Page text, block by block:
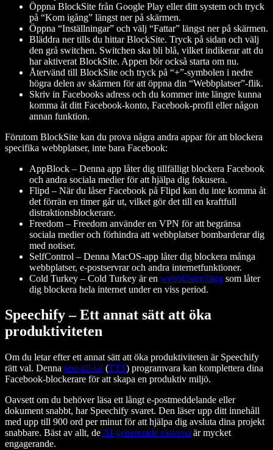
Öppna BlockSite från Google Play eller ditt system och tryck
på “Kom igång” längst ner på skärmen.
Öppna “Inställningar” och välj “Fattar” längst ner på skärmen.
Bläddra ner tills du hittar BlockSite. Tryck på sidan och välj
den grå switchen. Switchen ska bli blå, vilket indikerar att du
har aktiverat BlockSite. Appen bör också starta om nu.
Återvänd till BlockSite och tryck på “+”-symbolen i nedre
högra delen av skärmen för att öppna din “Webbplatser”-flik.
Skriv in Facebooks adress och du kommer inte längre kunna
komma åt ditt Facebook-konto, Facebook-profil eller någon
annan funktion.
Förutom BlockSite kan du prova några andra appar för att blockera
specifika webbplatser, inte bara Facebook:
AppBlock – Denna app låter dig tillfälligt blockera Facebook
och andra sociala medier för att hjälpa dig fokusera.
Flipd – När du låser Facebook på Flipd kan du inte komma åt
det förrän en timer går ut, vilket gör det till en kraftfull
distraktionsblockerare.
Freedom – Freedom använder en VPN för att begränsa
sociala medier och förhindra att webbplatser bombarderar dig
med notiser.
SelfControl – Denna MacOS-app låter dig blockera många
webbplatser, e-postservrar och andra internetfunktioner.
Cold Turkey – Cold Turkey är en webbläsartillägg som låter
dig blockera hela internet under en viss period.
Speechify – Ett annat sätt att öka
produktiviteten
Om du letar efter ett annat sätt att öka produktiviteten är Speechify
rätt val. Denna text-till-tal (TTS) programvara kan komplettera dina
Facebook-blockerare för att skapa en produktiv miljö.
Oavsett om du behöver läsa ett långt e-postmeddelande eller
dokument snabbt, har Speechify svaret. Den läser upp ditt innehåll
med upp till 900 ord per minut för att hjälpa dig avsluta dina projekt
snabbare. Bäst av allt, de AI-genererade rösterna är mycket
engagerande.